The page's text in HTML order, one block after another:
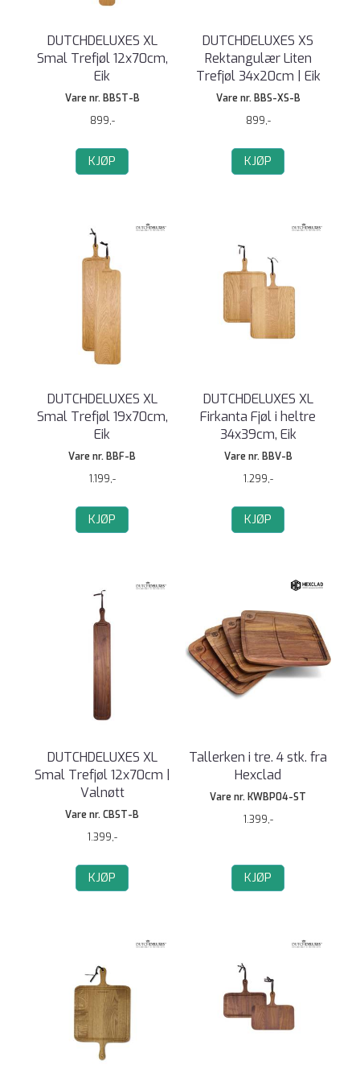
DUTCHDELUXES XL
Smal Trefjøl 12x70cm,
Eik
Vare nr. BBST-B
899,-
KJØP
DUTCHDELUXES XS
Rektangulær Liten
Trefjøl 34x20cm | Eik
Vare nr. BBS-XS-B
899,-
KJØP
DUTCHDELUXES XL
Smal Trefjøl 19x70cm,
Eik
Vare nr. BBF-B
1.199,-
KJØP
DUTCHDELUXES XL
Firkanta Fjøl i heltre
34x39cm, Eik
Vare nr. BBV-B
1.299,-
KJØP
DUTCHDELUXES XL
Smal Trefjøl 12x70cm |
Valnøtt
Vare nr. CBST-B
1.399,-
KJØP
Tallerken i tre. 4 stk. fra
Hexclad
Vare nr. KWBP04-ST
1.399,-
KJØP